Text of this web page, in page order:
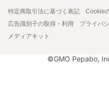
特定商取引法に基づく表記
Cookie
広告識別子の取得・利用
プライバ
メディアキット
©GMO Pepabo,